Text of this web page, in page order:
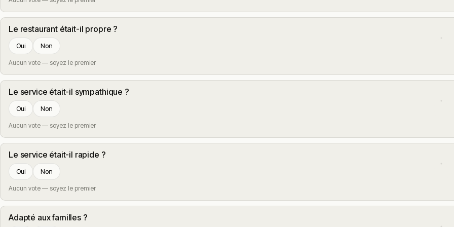
Le restaurant était-il propre ?
Oui Non
Aucun vote — soyez le premier
Le service était-il sympathique ?
Oui Non
Aucun vote — soyez le premier
Le service était-il rapide ?
Oui Non
Aucun vote — soyez le premier
Adapté aux familles ?